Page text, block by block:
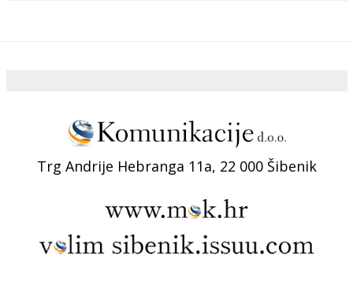
Trg Andrije Hebranga 11a, 22 000 Šibenik